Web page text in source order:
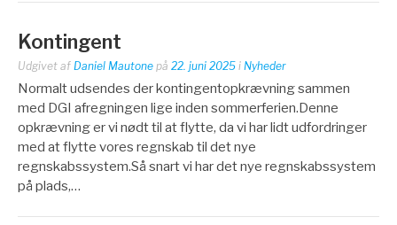
Kontingent
Udgivet af Daniel Mautone på 22. juni 2025 i Nyheder
Normalt udsendes der kontingentopkrævning sammen
med DGI afregningen lige inden sommerferien.Denne
opkrævning er vi nødt til at flytte, da vi har lidt udfordringer
med at flytte vores regnskab til det nye
regnskabssystem.Så snart vi har det nye regnskabssystem
på plads,…